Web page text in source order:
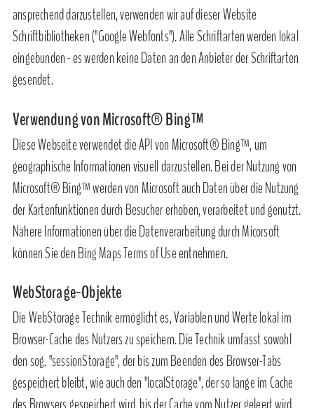
ansprechend darzustellen, verwenden wir auf dieser Website
Schriftbibliotheken ("Google Webfonts"). Alle Schriftarten werden lokal
eingebunden - es werden keine Daten an den Anbieter der Schriftarten
gesendet.
Verwendung von Microsoft® Bing™
Diese Webseite verwendet die API von Microsoft® Bing™, um
geographische Informationen visuell darzustellen. Bei der Nutzung von
Microsoft® Bing™ werden von Microsoft auch Daten über die Nutzung
der Kartenfunktionen durch Besucher erhoben, verarbeitet und genutzt.
Nähere Informationen über die Datenverarbeitung durch Micorsoft
können Sie denBing Maps Terms of Useentnehmen.
WebStorage-Objekte
Die WebStorage Technik ermöglicht es, Variablen und Werte lokal im
Browser-Cache des Nutzers zu speichern. Die Technik umfasst sowohl
den sog. "sessionStorage", der bis zum Beenden des Browser-Tabs
gespeichert bleibt, wie auch den "localStorage", der so lange im Cache